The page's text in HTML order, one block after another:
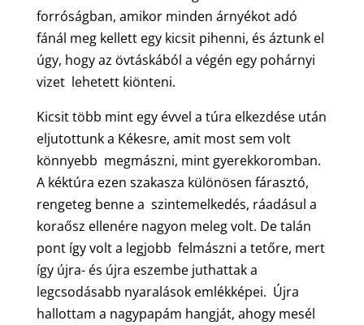
forróságban, amikor minden árnyékot adó
fánál meg kellett egy kicsit pihenni, és áztunk el
úgy, hogy az övtáskából a végén egy pohárnyi
vizet lehetett kiönteni.
Kicsit több mint egy évvel a túra elkezdése után
eljutottunk a Kékesre, amit most sem volt
könnyebb megmászni, mint gyerekkoromban.
A kéktúra ezen szakasza különösen fárasztó,
rengeteg benne a szintemelkedés, ráadásul a
koraősz ellenére nagyon meleg volt. De talán
pont így volt a legjobb felmászni a tetőre, mert
így újra- és újra eszembe juthattak a
legcsodásabb nyaralások emlékképei. Újra
hallottam a nagypapám hangját, ahogy mesél